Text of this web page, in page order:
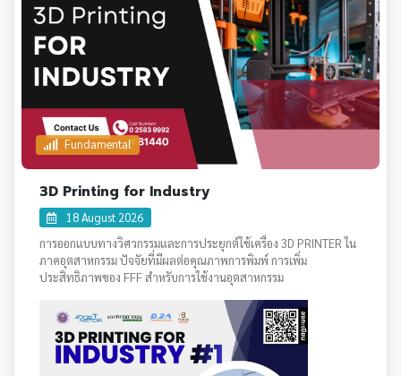
Fundamental
3D Printing for Industry
18 August 2026
การออกแบบทางวิศวกรรมและการประยุกต์ใช้เครื่อง 3D PRINTER ใน
ภาคอุตสาหกรรม ปัจจัยที่มีผลต่อคุณภาพการพิมพ์ การเพิ่ม
ประสิทธิภาพของ FFF สำหรับการใช้งานอุตสาหกรรม